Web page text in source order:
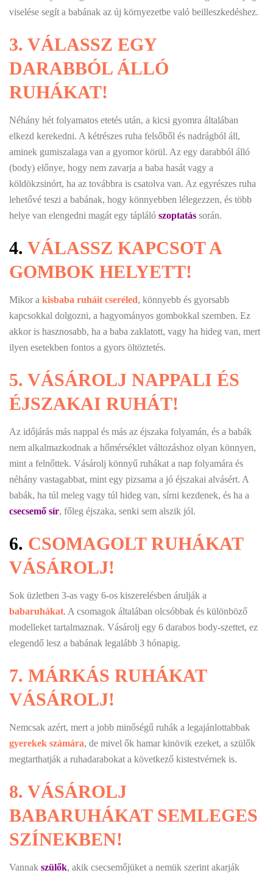
viselése segít a babának az új környezetbe való beilleszkedéshez.
3. VÁLASSZ EGY
DARABBÓL ÁLLÓ
RUHÁKAT!
Néhány hét folyamatos etetés után, a kicsi gyomra általában
elkezd kerekedni. A kétrészes ruha felsőből és nadrágból áll,
aminek gumiszalaga van a gyomor körül. Az egy darabból álló
(body) előnye, hogy nem zavarja a baba hasát vagy a
köldökzsinórt, ha az továbbra is csatolva van. Az egyrészes ruha
lehetővé teszi a babának, hogy könnyebben lélegezzen, és több
helye van elengedni magát egy tápláló szoptatás során.
4. VÁLASSZ KAPCSOT A
GOMBOK HELYETT!
Mikor a kisbaba ruháit cseréled, könnyebb és gyorsabb
kapcsokkal dolgozni, a hagyományos gombokkal szemben. Ez
akkor is hasznosabb, ha a baba zaklatott, vagy ha hideg van, mert
ilyen esetekben fontos a gyors öltöztetés.
5. VÁSÁROLJ NAPPALI ÉS
ÉJSZAKAI RUHÁT!
Az időjárás más nappal és más az éjszaka folyamán, és a babák
nem alkalmazkodnak a hőmérséklet változáshoz olyan könnyen,
mint a felnőttek. Vásárolj könnyű ruhákat a nap folyamára és
néhány vastagabbat, mint egy pizsama a jó éjszakai alvásért. A
babák, ha túl meleg vagy túl hideg van, sírni kezdenek, és ha a
csecsemő sír, főleg éjszaka, senki sem alszik jól.
6. CSOMAGOLT RUHÁKAT
VÁSÁROLJ!
Sok üzletben 3-as vagy 6-os kiszerelésben árulják a
babaruhákat. A csomagok általában olcsóbbak és különböző
modelleket tartalmaznak. Vásárolj egy 6 darabos body-szettet, ez
elegendő lesz a babának legalább 3 hónapig.
7. MÁRKÁS RUHÁKAT
VÁSÁROLJ!
Nemcsak azért, mert a jobb minőségű ruhák a legajánlottabbak
gyerekek számára, de mivel ők hamar kinövik ezeket, a szülők
megtarthatják a ruhadarabokat a következő kistestvérnek is.
8. VÁSÁROLJ
BABARUHÁKAT SEMLEGES
SZÍNEKBEN!
Vannak szülők, akik csecsemőjüket a nemük szerint akarják